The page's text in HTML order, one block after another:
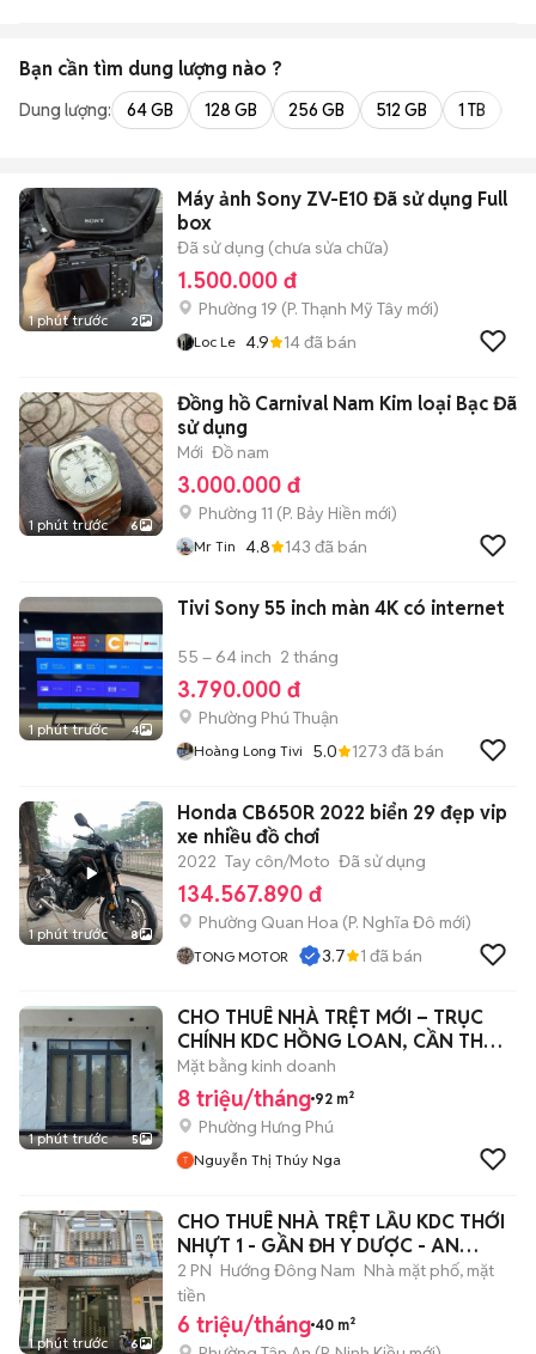
Bạn cần tìm dung lượng nào ?
Dung lượng: 64 GB 128 GB 256 GB 512 GB 1 TB
1 phút trước 2
Máy ảnh Sony ZV-E10 Đã sử dụng Full
box
Đã sử dụng (chưa sửa chữa)
1.500.000 đ
Phường 19 (P. Thạnh Mỹ Tây mới)
Loc Le 4.9 14đã bán
1 phút trước 6
Đồng hồ Carnival Nam Kim loại Bạc Đã
sử dụng
Mới Đồ nam
3.000.000 đ
Phường 11 (P. Bảy Hiền mới)
Mr Tin 4.8 143 đã bán
1 phút trước 4
Tivi Sony 55 inch màn 4K có internet
55 – 64 inch 2 tháng
3.790.000 đ
Phường Phú Thuận
Hoàng Long Tivi 5.0 1273 đã bán
1 phút trước 8
Honda CB650R 2022 biển 29 đẹp vip
xe nhiều đồ chơi
2022 Tay côn/Moto Đã sử dụng
134.567.890 đ
Phường Quan Hoa (P. Nghĩa Đô mới)
TONG MOTOR 3.7 1 đã bán
1 phút trước 5
CHO THUÊ NHÀ TRỆT MỚI – TRỤC
CHÍNH KDC HỒNG LOAN, CẦN THƠ
|8 TRIỆU
Mặt bằng kinh doanh
8 triệu/tháng 92 m²
Phường Hưng Phú
Nguyễn Thị Thúy Nga
1 phút trước 6
CHO THUÊ NHÀ TRỆT LẦU KDC THỚI
NHỰT 1 - GẦN ĐH Y DƯỢC - AN
KHÁNH - 6
2 PN Hướng Đông Nam Nhà mặt phố, mặt
tiền
6 triệu/tháng 40 m²